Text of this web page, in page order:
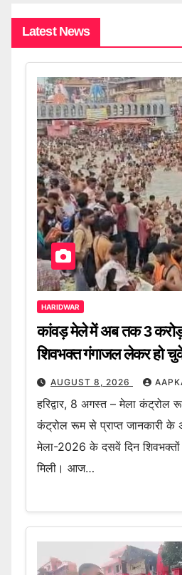
Latest News
HARIDWAR
कांवड़ मेले में अब तक 3
शिवभक्त गंगाजल लेकर हो
AUGUST 8, 2026
हरिद्वार, 8 अगस्त – मेला कंट्रोल
कंट्रोल रूम से प्राप्त जानकारी के
मेला-2026 के दसवें दिन शिवभक्तों
मिली। आज…